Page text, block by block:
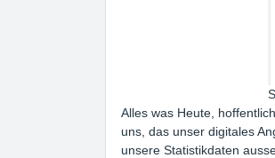
Alles was Heute,
uns, das unser digitales
unsere Statistikdaten